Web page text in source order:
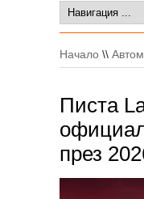
Начало \\
Писта
през